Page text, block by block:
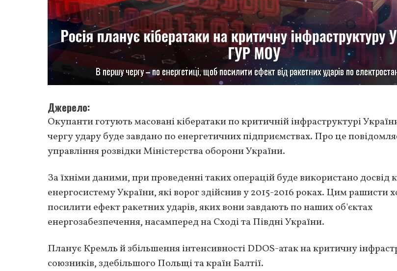
Джерело
Окупанти готують масовані кібератаки по критичній інфраструктурі
чергу удару буде завдано по енергетичних підприємствах. Про це
управління розвідки Міністерства оборони України.
За їхніми даними, при проведенні таких операцій буде використано досвід
енергосистему України, які ворог здійснив у 2015-2016 роках. Цим рашисти
посилити ефект ракетних ударів, яких вони завдають по наших об'єктах
енергозабезпечення, насамперед на Сході та Півдні України.
Планує Кремль й збільшення інтенсивності DDOS-атак на критичну
союзників, здебільшого Польщі та країн Балтії.